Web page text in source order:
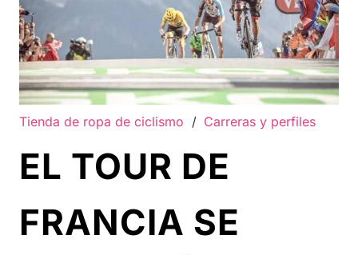
Tienda de ropa de ciclismo / Carreras y perfiles
EL TOUR DE
FRANCIA SE